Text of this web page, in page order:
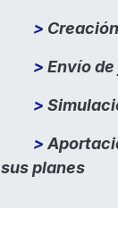
​>
​> Envío
​>
​>
sus planes